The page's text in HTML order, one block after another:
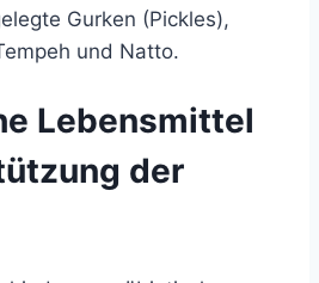
Gurken (Pickles),
und Natto.
Lebensmittel
der